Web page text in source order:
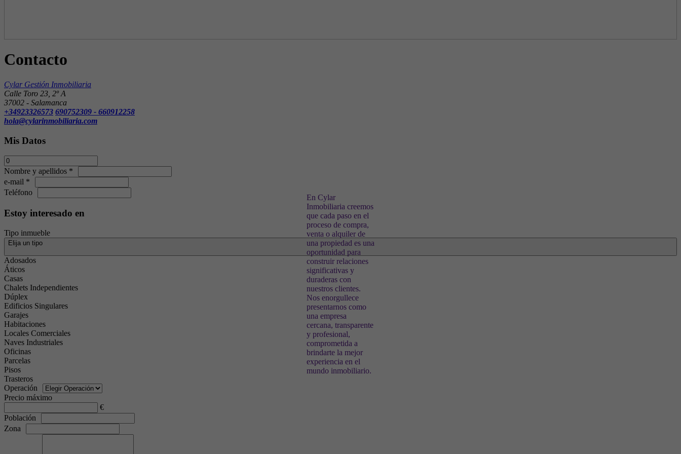
En Cylar
Inmobiliaria creemos
que cada paso en el
proceso de compra,
venta o alquiler de
una propiedad es una
oportunidad para
construir relaciones
significativas y
duraderas con
nuestros clientes.
Nos enorgullece
presentarnos como
una empresa
cercana, transparente
y profesional,
comprometida a
brindarte la mejor
experiencia en el
mundo inmobiliario.
Contacto
Cylar Gestión Inmobiliaria
Calle Toro 23, 2º A
37002 - Salamanca
+34923326573 690752309 - 660912258
hola@cylarinmobiliaria.com
Mis Datos
Nombre y apellidos *
e-mail *
Teléfono
Estoy interesado en
Tipo inmueble
Elija un tipo
Adosados
Áticos
Casas
Chalets Independientes
Dúplex
Edificios Singulares
Garajes
Habitaciones
Locales Comerciales
Naves Industriales
Oficinas
Parcelas
Pisos
Trasteros
Operación
Precio máximo
€
Población
Zona